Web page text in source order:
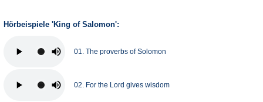
Hörbeispiele 'King of Salomon':
01. The proverbs of Solomon
02. For the Lord gives wisdom